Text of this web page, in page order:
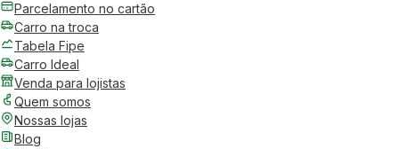
Parcelamento no cartão
Carro na troca
Tabela Fipe
Carro Ideal
Venda para lojistas
Quem somos
Nossas lojas
Blog